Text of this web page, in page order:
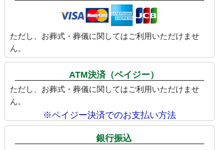
ただし、お葬式・葬儀に関してはご利用いただけませ
ん。
ATM決済（ペイジー）
ただし、お葬式・葬儀に関してはご利用いただけませ
ん。
※ペイジー決済でのお支払い方法
銀行振込